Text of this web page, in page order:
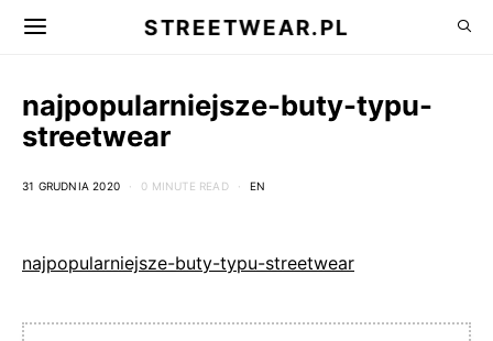
STREETWEAR.PL
najpopularniejsze-buty-typu-
streetwear
31 GRUDNIA 2020 0 MINUTE READ EN
najpopularniejsze-buty-typu-streetwear